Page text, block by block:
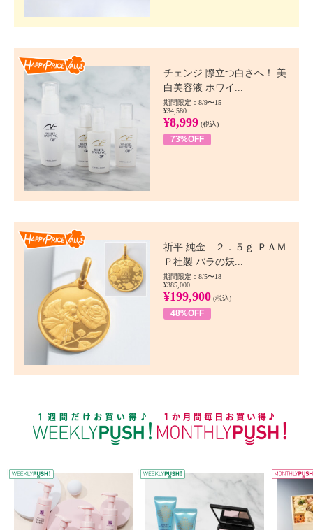
チェンジ 際立つ白さへ！ 美
白美容液 ホワイ...
期間限定：8/9〜15
¥34,580
¥8,999 (税込)
73%OFF
祈平 純金 ２．５ｇ ＰＡＭ
Ｐ社製 バラの妖...
期間限定：8/5〜18
¥385,000
¥199,900 (税込)
48%OFF
WEEKLY PUSH